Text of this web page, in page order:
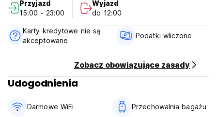
Zameldowanie: od 14:00
Wymeldowanie: do godziny 12:00
Późne wymeldowanie wymaga wcześniejszej rezerwacji.
Minimalny wiek zameldowania to 18 lat. (Auto-translated
from original language)
Przyjazd
15:00 - 23:00
Wyjazd
do 12:00
Karty kredytowe nie są
akceptowane
Podatki wliczone
Zobacz obowiązujące zasady
Udogodnienia
Darmowe WiFi Przechowalnia bagażu